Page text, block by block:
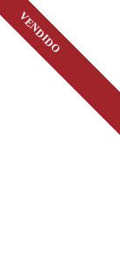
VENDIDO
VENDIDO
VENDIDO
VENDIDO
VENDIDO
VENDIDO